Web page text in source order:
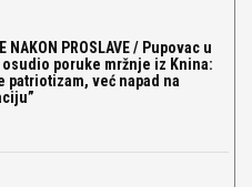
NAKON PROSLAVE / Pupovac u
osudio poruke mržnje iz Knina:
patriotizam, već napad na